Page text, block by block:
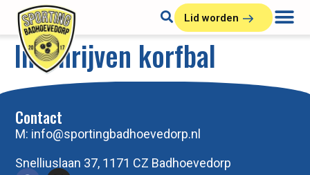
Lid worden
Inschrijven korfbal
Contact
M: info@sportingbadhoevedorp.nl
Snelliuslaan 37, 1171 CZ Badhoevedorp